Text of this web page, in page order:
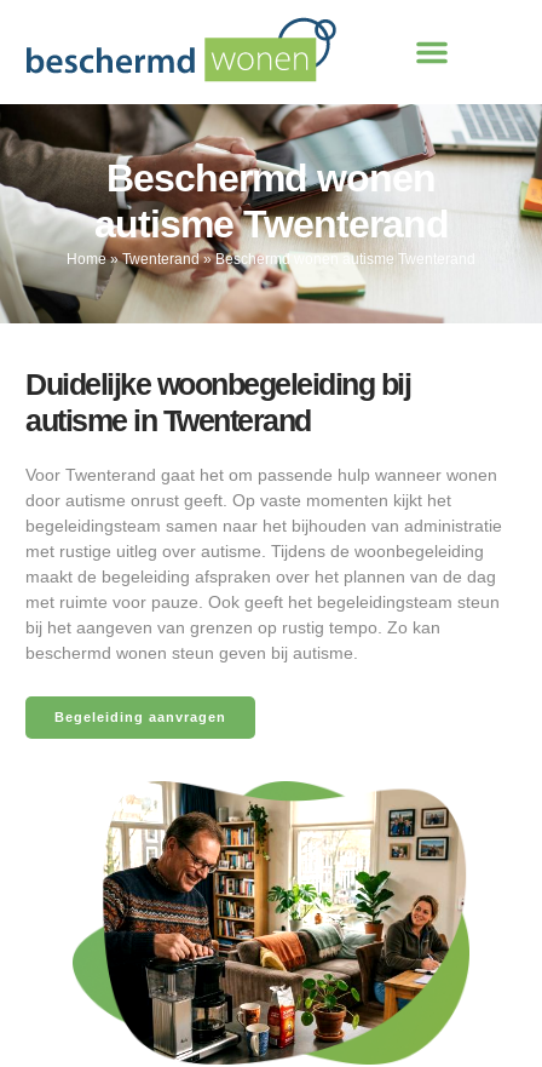
Beschermd wonen
autisme Twenterand
Home»Twenterand»Beschermd wonen autisme Twenterand
Duidelijke woonbegeleiding bij
autisme in Twenterand
Voor Twenterand gaat het om passende hulp wanneer wonen
door autisme onrust geeft. Op vaste momenten kijkt het
begeleidingsteam samen naar het bijhouden van administratie
met rustige uitleg over autisme. Tijdens de woonbegeleiding
maakt de begeleiding afspraken over het plannen van de dag
met ruimte voor pauze. Ook geeft het begeleidingsteam steun
bij het aangeven van grenzen op rustig tempo. Zo kan
beschermd wonen steun geven bij autisme.
Begeleiding aanvragen